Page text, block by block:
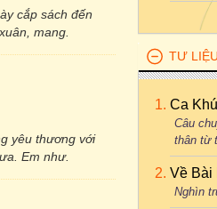
cắp sách đến
mang.
yêu thương với
Em như.
TƯ LIỆU
Ca
Câu
thân từ
Về Bài
Nghìn